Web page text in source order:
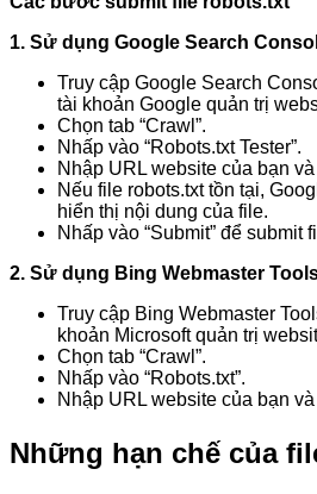
1. Sử dụng Google Search
Truy cập Google Search
tài khoản Google quản trị
Chọn tab “Crawl”.
Nhấp vào “Robots.txt Tester”.
Nhập URL website của bạn và
Nếu file robots.txt tồn tại,
hiển thị nội dung của file.
Nhấp vào “Submit” để submit
2. Sử dụng Bing Webmaster
Truy cập Bing Webmaster
khoản Microsoft quản trị
Chọn tab “Crawl”.
Nhấp vào “Robots.txt”.
Nhập URL website của bạn và
Những hạn chế của